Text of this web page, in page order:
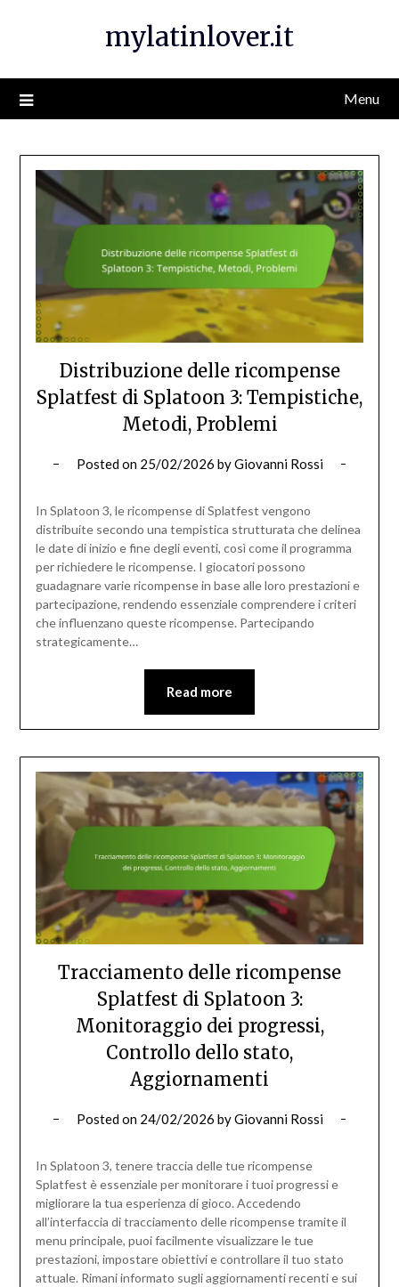
mylatinlover.it
Menu
Distribuzione delle ricompense
Splatfest di Splatoon 3: Tempistiche,
Metodi, Problemi
Posted on 25/02/2026 byGiovanni Rossi
In Splatoon 3, le ricompense di Splatfest vengono
distribuite secondo una tempistica strutturata che delinea
le date di inizio e fine degli eventi, così come il programma
per richiedere le ricompense. I giocatori possono
guadagnare varie ricompense in base alle loro prestazioni e
partecipazione, rendendo essenziale comprendere i criteri
che influenzano queste ricompense. Partecipando
strategicamente…
Read more
Tracciamento delle ricompense
Splatfest di Splatoon 3:
Monitoraggio dei progressi,
Controllo dello stato,
Aggiornamenti
Posted on 24/02/2026 byGiovanni Rossi
In Splatoon 3, tenere traccia delle tue ricompense
Splatfest è essenziale per monitorare i tuoi progressi e
migliorare la tua esperienza di gioco. Accedendo
all’interfaccia di tracciamento delle ricompense tramite il
menu principale, puoi facilmente visualizzare le tue
prestazioni, impostare obiettivi e controllare il tuo stato
attuale. Rimani informato sugli aggiornamenti recenti e sui